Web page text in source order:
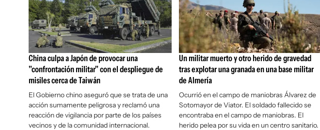
China culpa a Japón de provocar una
"confrontación militar" con el despliegue de
misiles cerca de Taiwán
El Gobierno chino aseguró que se trata de una
acción sumamente peligrosa y reclamó una
reacción de vigilancia por parte de los países
vecinos y de la comunidad internacional.
Un militar muerto y otro herido de gravedad
tras explotar una granada en una base militar
de Almería
Ocurrió en el campo de maniobras Álvarez de
Sotomayor de Viator. El soldado fallecido se
encontraba en el campo de maniobras. El
herido pelea por su vida en un centro sanitario.